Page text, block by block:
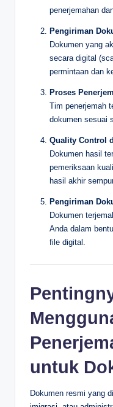
penerjemahan
Pengiriman
Dokumen yang
secara digital
permintaan dan
Proses
Tim penerjemah
dokumen sesuai
Quality Control
Dokumen hasil
pemeriksaan
hasil akhir
Pengiriman
Dokumen
Anda dalam
file digital.
untuk
Dokumen resmi yang